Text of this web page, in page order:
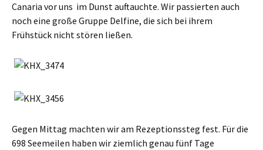
Canaria vor uns im Dunst auftauchte. Wir passierten auch
noch eine große Gruppe Delfine, die sich bei ihrem
Frühstück nicht stören ließen.
Gegen Mittag machten wir am Rezeptionssteg fest. Für die
698 Seemeilen haben wir ziemlich genau fünf Tage